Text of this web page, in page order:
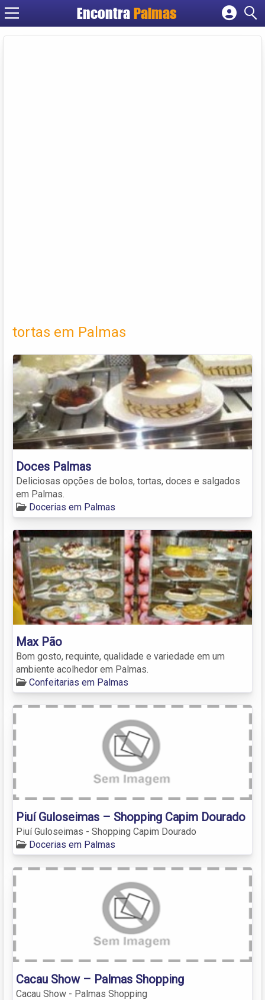
Encontra Palmas
Cadastrar empresa
tortas em Palmas
Doces Palmas
Deliciosas opções de bolos, tortas, doces e salgados
em Palmas.
Docerias em Palmas
Max Pão
Bom gosto, requinte, qualidade e variedade em um
ambiente acolhedor em Palmas.
Confeitarias em Palmas
Piuí Guloseimas – Shopping Capim Dourado
Piuí Guloseimas - Shopping Capim Dourado
Docerias em Palmas
Cacau Show – Palmas Shopping
Cacau Show - Palmas Shopping